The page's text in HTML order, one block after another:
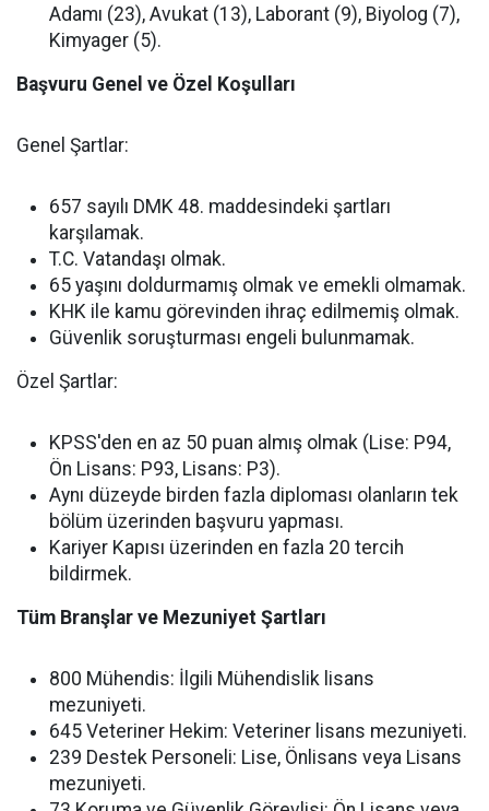
Adamı (23), Avukat (13), Laborant (9), Biyolog (7),
Kimyager (5).
Başvuru Genel ve Özel Koşulları
Genel Şartlar:
657 sayılı DMK 48. maddesindeki şartları
karşılamak.
T.C. Vatandaşı olmak.
65 yaşını doldurmamış olmak ve emekli olmamak.
KHK ile kamu görevinden ihraç edilmemiş olmak.
Güvenlik soruşturması engeli bulunmamak.
Özel Şartlar:
KPSS'den en az 50 puan almış olmak (Lise: P94,
Ön Lisans: P93, Lisans: P3).
Aynı düzeyde birden fazla diploması olanların tek
bölüm üzerinden başvuru yapması.
Kariyer Kapısı üzerinden en fazla 20 tercih
bildirmek.
Tüm Branşlar ve Mezuniyet Şartları
800 Mühendis: İlgili Mühendislik lisans
mezuniyeti.
645 Veteriner Hekim: Veteriner lisans mezuniyeti.
239 Destek Personeli: Lise, Önlisans veya Lisans
mezuniyeti.